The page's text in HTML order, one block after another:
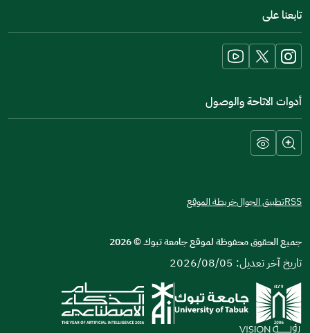
new
window)
تابعنا على
أدوات الاتاحة والوصول
RSSتطبيق الجوالخريطة الموقع
جميع الحقوق محفوظة لموقع جامعة تبوك©
2026
تاريخ آخر تعديل: 2026/08/05